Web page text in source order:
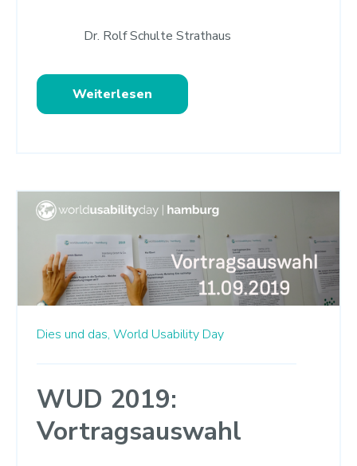
Dr. Rolf Schulte Strathaus
Weiterlesen
Dies und das, World Usability Day
WUD 2019:
Vortragsauswahl